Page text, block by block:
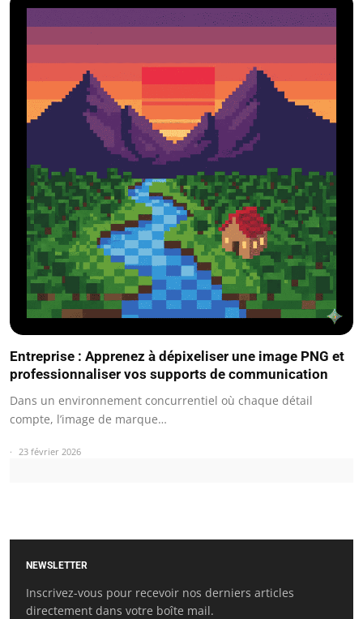
Entreprise : Apprenez à dépixeliser une image PNG et
professionnaliser vos supports de communication
Dans un environnement concurrentiel où chaque détail
compte, l’image de marque…
23 février 2026
NEWSLETTER
Inscrivez-vous pour recevoir nos derniers articles
directement dans votre boîte mail.